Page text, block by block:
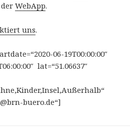
derWebApp.
uns.
06-19T00:00:00″
lat=“51.06637″
buero.de“]